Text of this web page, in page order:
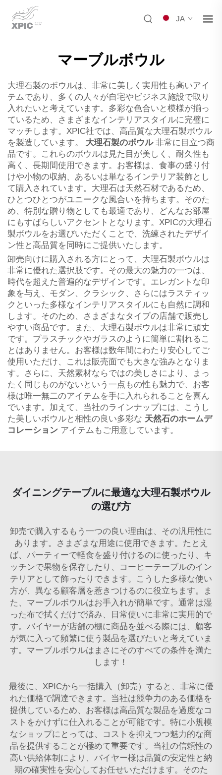
JA
マーブルボウル
大理石製のボウルは、非常に美しく実用性も高いアイ
テムであり、多くの人々が自宅やビジネス施設で取り
入れたいと考えています。多彩な色合いと模様が揃っ
ているため、さまざまなインテリアスタイルに完璧に
マッチします。XPIC社では、高品質な大理石製ボウル
を製造しています。 大理石製のボウル 非常に目立つ商
品です。これらのボウルは見た目が美しく、耐久性も
高く、長期間使用できます。お客様は、食事の盛り付
けや小物の収納、あるいは単なるインテリア装飾とし
て購入されています。大理石は天然石材であるため、
ひとつひとつがユニークな風合いを持ちます。そのた
め、特別な贈り物としても最適であり、どんなお部屋
にもすばらしいアクセントとなります。XPICの大理石
製ボウルをお選びいただくことで、洗練されたデザイ
ン性と高品質を同時にご提供いたします。
卸売向けに購入される方にとって、大理石製ボウルは
非常に優れた選択肢です。その最大の魅力の一つは、
時代を超えた普遍的なデザインです。エレガントな印
象を与え、モダン、クラシック、さらにはラスティッ
クといった多様なインテリアスタイルにも自然に調和
します。そのため、さまざまなタイプの店舗で販売し
やすい商品です。また、大理石製ボウルは非常に頑丈
です。プラスチックやガラスのように簡単に割れるこ
とはありません。お客様は数年間にわたり安心してご
使用いただけ、これは販売面でも大きな強みとなりま
す。さらに、天然素材ならではの美しさにより、まっ
たく同じものがないという一点もの性も魅力で、お客
様は唯一無二のアイテムを手に入れられることを喜ん
でいます。加えて、当社のラインナップには、こうし
た美しいボウルと相性の良い多彩な 天然石のホームデ
コレーション アイテムもご用意しています。
ダイニングテーブルに最適な大理石製ボウル
の選び方
卸売で購入するもう一つの良い理由は、その汎用性に
あります。さまざまな用途に使用できます。たとえ
ば、パーティーで軽食を盛り付けるのに使ったり、キ
ッチンで果物を保存したり、コーヒーテーブルのイン
テリアとして飾ったりできます。こうした多様な使い
方が、異なる顧客層を惹きつけるのに役立ちます。ま
た、マーブルボウルはお手入れが簡単です。通常は湿
った布で拭くだけで済み、日常使いに非常に実用的で
す。バイヤーが店舗の棚に商品を並べる際には、顧客
が気に入って頻繁に使う製品を選びたいと考えていま
す。マーブルボウルはまさにそのすべての条件を満た
します！
最後に、XPICから一括購入（卸売）すると、非常に優
れた価格で調達できます。当社は競争力のある価格を
提供しているため、お客様は高品質な製品を過度なコ
ストをかけずに仕入れることが可能です。特に小規模
なショップにとっては、コストを抑えつつ魅力的な商
品を提供することが極めて重要です。当社の信頼性の
高い供給体制により、バイヤー様は品質の安定性と納
期の確実性を安心してお任せいただけます。そのた